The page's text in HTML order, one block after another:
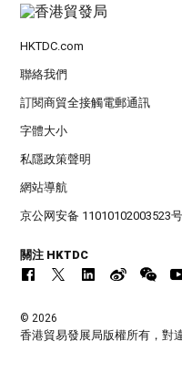
HKTDC.com
聯絡我們
訂閱商貿全接觸電郵通訊
字體大小
私隱政策聲明
網站導航
京公网安备 11010102003523号
關注 HKTDC
© 2026
香港貿易發展局版權所有，對